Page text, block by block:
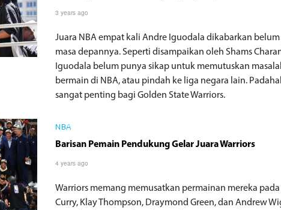
3 years ago
Juara NBA empat kali Andre Iguodala dikabarkan
masa depannya. Seperti disampaikan oleh Shams
Iguodala belum punya sikap untuk memutuskan
bermain di NBA, atau pindah ke liga negara lain.
sangat penting bagi Golden State Warriors.
NBA
Barisan Pemain Pendukung Gelar Juara Warriors
4 years ago
Warriors memang memusatkan permainan mereka
Curry, Klay Thompson, Draymond Green, dan Andrew